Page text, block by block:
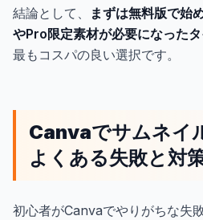
結論として、
まずは無料版で始
やPro限定素材が必要になった
最もコスパの良い選択です。
Canvaでサムネイ
よくある失敗と対
初心者がCanvaでやりがちな失